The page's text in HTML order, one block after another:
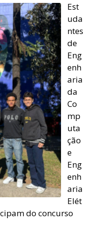
Est
uda
ntes
de
Eng
enh
aria
da
Co
mp
uta
ção
e
Eng
enh
aria
Elét
do concurso